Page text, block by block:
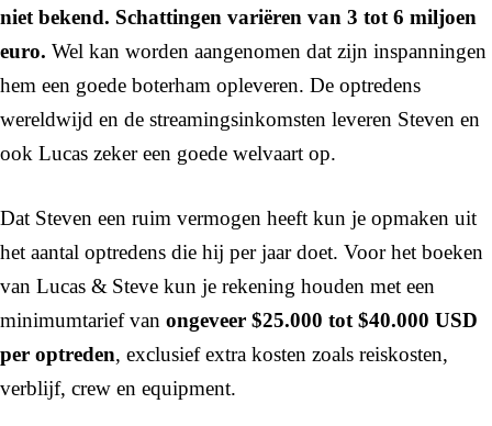
niet bekend. Schattingen variëren van 3 tot 6 miljoen
euro. Wel kan worden aangenomen dat zijn inspanningen
hem een goede boterham opleveren. De optredens
wereldwijd en de streamingsinkomsten leveren Steven en
ook Lucas zeker een goede welvaart op.
Dat Steven een ruim vermogen heeft kun je opmaken uit
het aantal optredens die hij per jaar doet. Voor het boeken
van Lucas & Steve kun je rekening houden met een
minimumtarief van ongeveer $25.000 tot $40.000 USD
per optreden, exclusief extra kosten zoals reiskosten,
verblijf, crew en equipment.